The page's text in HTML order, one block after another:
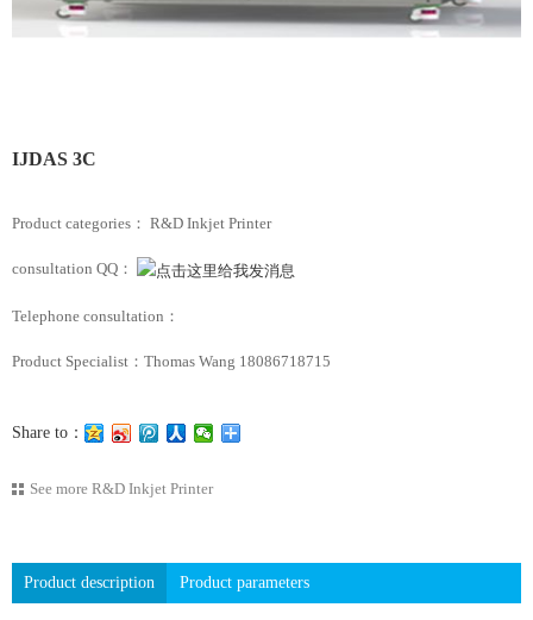
IJDAS 3C
Product categories： R&D Inkjet Printer
consultation QQ：
Telephone consultation：
Product Specialist：Thomas Wang 18086718715
Share to：
See more R&D Inkjet Printer
Product description Product parameters